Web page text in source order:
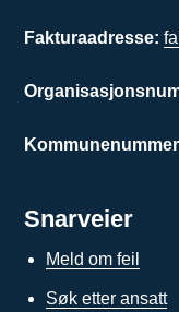
Fakturaadresse:
Snarveier
Meld om feil
Søk etter ansatt